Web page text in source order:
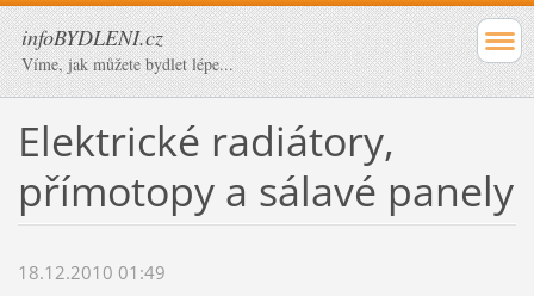
infoBYDLENI.cz
Víme, jak můžete bydlet lépe...
Elektrické radiátory,
přímotopy a sálavé panely
18.12.2010 01:49